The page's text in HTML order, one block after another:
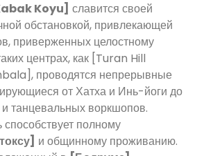
Koyu] славится своей
обстановкой, привлекающей
приверженных целостному
центрах, как [Turan Hill
проводятся непрерывные
от Хатха и Инь-йоги до
танцевальных воркшопов.
полному
и общинному проживанию.